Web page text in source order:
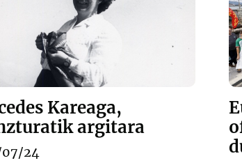
Kareaga,
argitara
24